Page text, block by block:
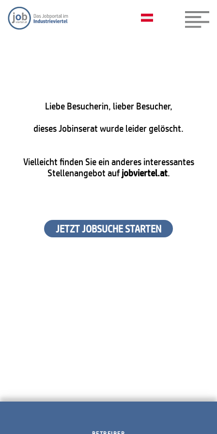
Liebe Besucherin, lieber Besucher,
dieses Jobinserat wurde leider gelöscht.
Vielleicht finden Sie ein anderes interessantes
Stellenangebot aufjobviertel.at.
JETZT JOBSUCHE STARTEN